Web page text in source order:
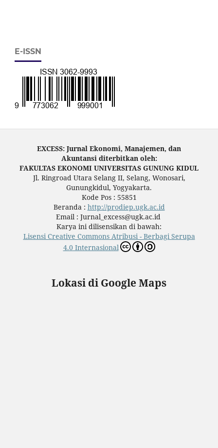
E-ISSN
EXCESS: Jurnal Ekonomi, Manajemen, dan
Akuntansi diterbitkan oleh:
FAKULTAS EKONOMI UNIVERSITAS GUNUNG KIDUL
Jl. Ringroad Utara Selang II, Selang, Wonosari,
Gunungkidul, Yogyakarta.
Kode Pos : 55851
Beranda : http://prodiep.ugk.ac.id
Email : Jurnal_excess@ugk.ac.id
Karya ini dilisensikan di bawah:
Lisensi Creative Commons Atribusi - Berbagi Serupa
4.0 Internasional
Lokasi di Google Maps